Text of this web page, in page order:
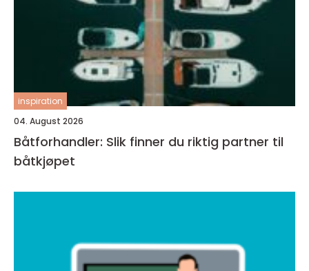
inspiration
04. August 2026
Båtforhandler: Slik finner du riktig partner til
båtkjøpet